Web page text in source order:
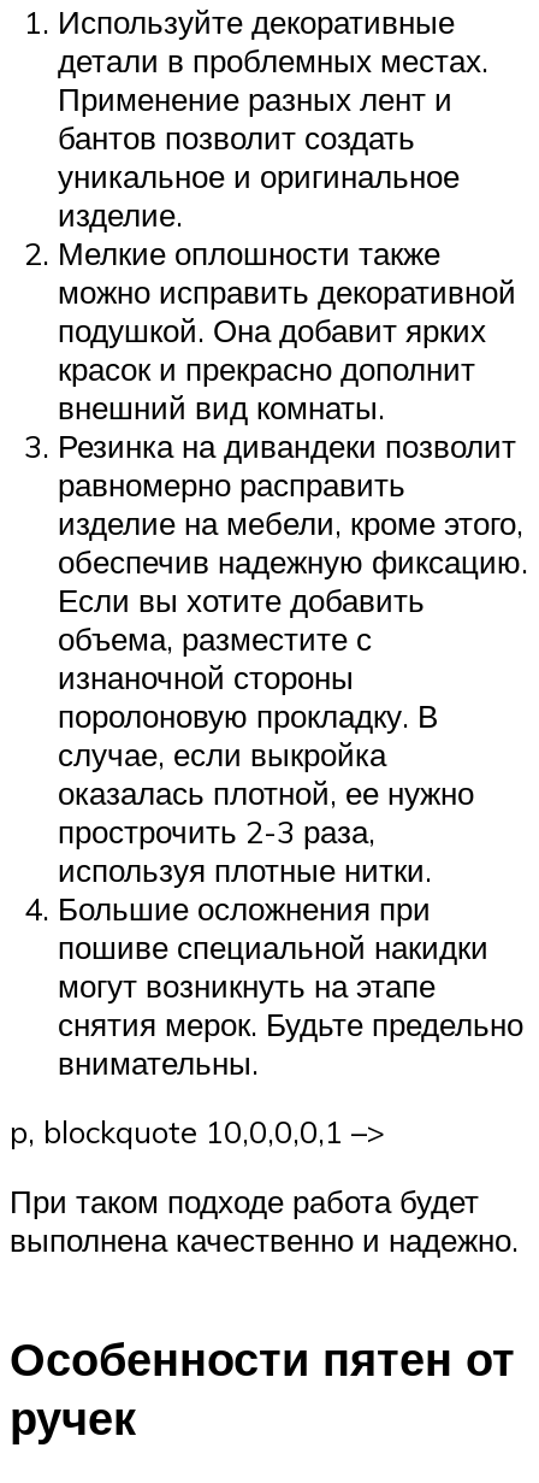
Используйте декоративные
детали в проблемных местах.
Применение разных лент и
бантов позволит создать
уникальное и оригинальное
изделие.
Мелкие оплошности также
можно исправить декоративной
подушкой. Она добавит ярких
красок и прекрасно дополнит
внешний вид комнаты.
Резинка на дивандеки позволит
равномерно расправить
изделие на мебели, кроме этого,
обеспечив надежную фиксацию.
Если вы хотите добавить
объема, разместите с
изнаночной стороны
поролоновую прокладку. В
случае, если выкройка
оказалась плотной, ее нужно
прострочить 2-3 раза,
используя плотные нитки.
Большие осложнения при
пошиве специальной накидки
могут возникнуть на этапе
снятия мерок. Будьте предельно
внимательны.
p, blockquote 10,0,0,0,1 –>
При таком подходе работа будет
выполнена качественно и надежно.
Особенности пятен от
ручек